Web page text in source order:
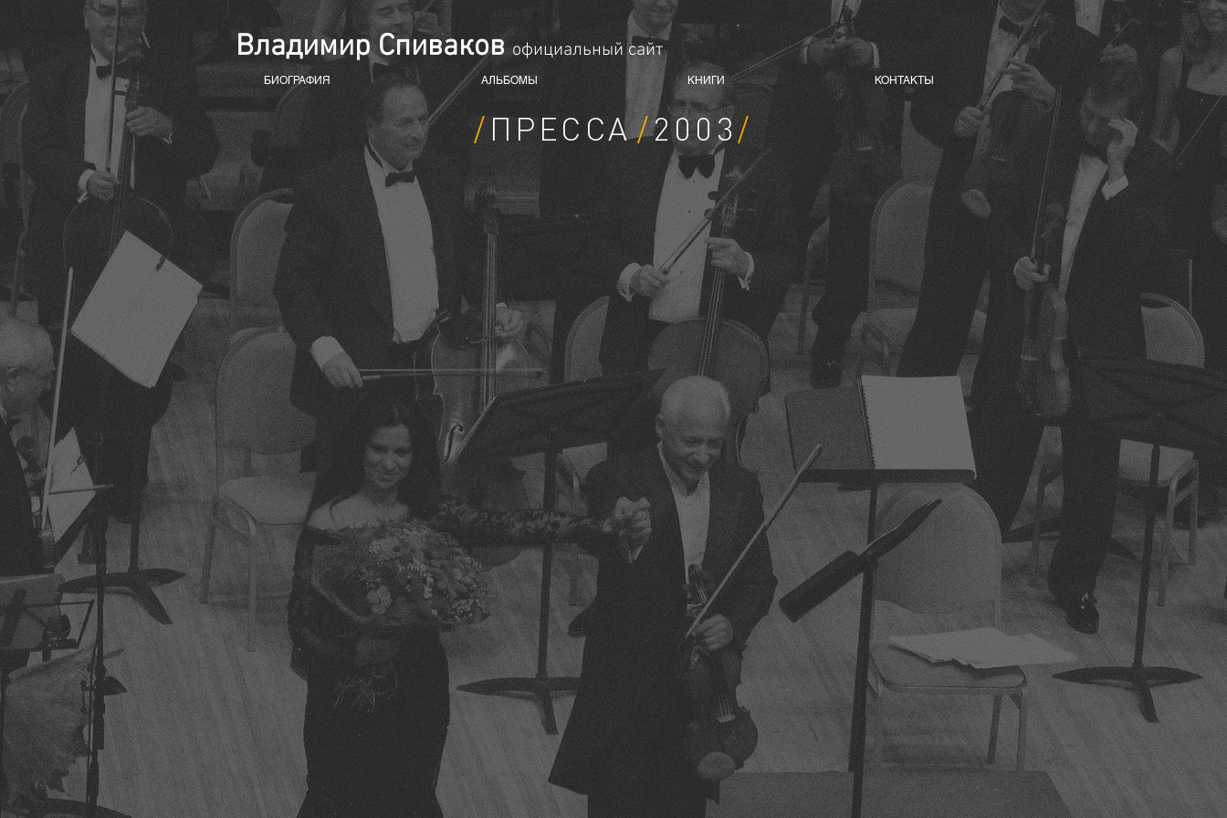
Владимир Спиваков oфициальный сайт
БИОГРАФИЯ АЛЬБОМЫ КНИГИ КОНТАКТЫ
/ ПРЕССА/​​2003/